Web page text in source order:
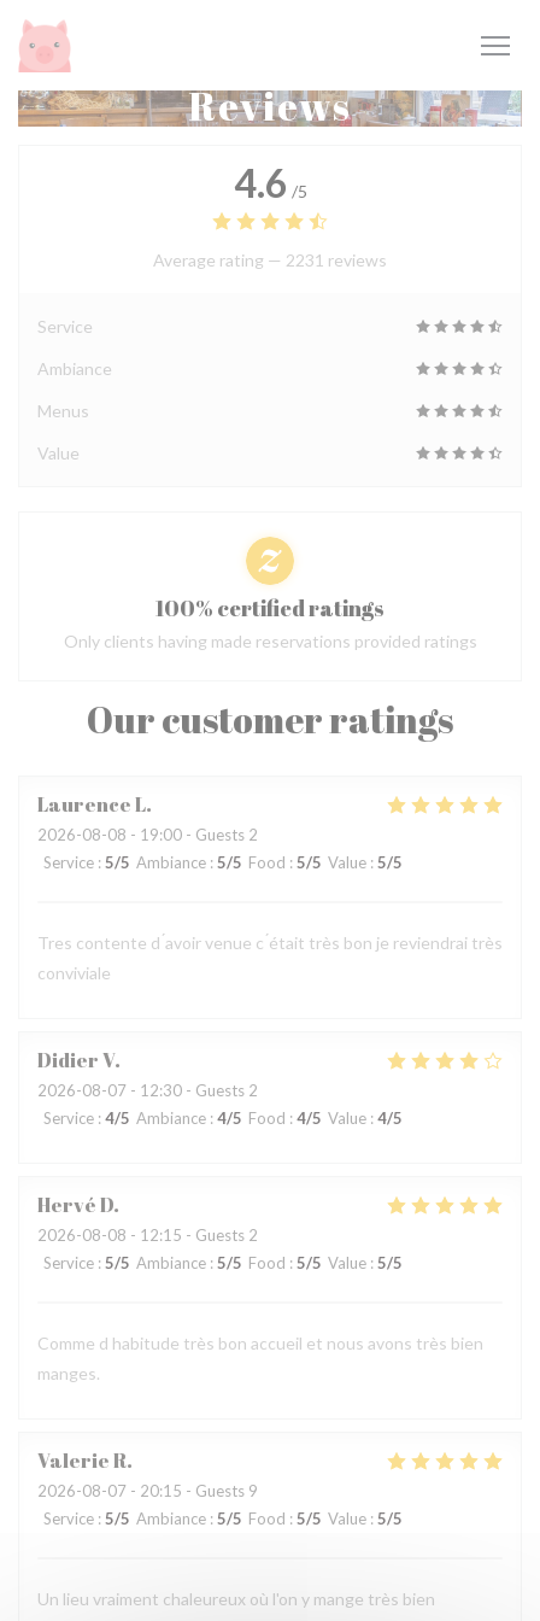
Personalizing your cookie choices
Reviews
Our customer ratings
LaurenceL
2026-08-08 - 19:00 - Guests 2
Service : 5/5 Ambiance : 5/5 Food : 5/5 Value : 5/5
Tres contente d ́avoir venue c ́était très bon je reviendrai très
conviviale
DidierV
2026-08-07 - 12:30 - Guests 2
Service : 4/5 Ambiance : 4/5 Food : 4/5 Value : 4/5
HervéD
2026-08-08 - 12:15 - Guests 2
Service : 5/5 Ambiance : 5/5 Food : 5/5 Value : 5/5
Comme d habitude très bon accueil et nous avons très bien
manges.
ValerieR
2026-08-07 - 20:15 - Guests 9
Service : 5/5 Ambiance : 5/5 Food : 5/5 Value : 5/5
Un lieu vraiment chaleureux où l'on y mange très bien
4.6 /5
Average rating — 2231 reviews
Service
Ambiance
Menus
Value
100% certified ratings
Only clients having made reservations provided ratings